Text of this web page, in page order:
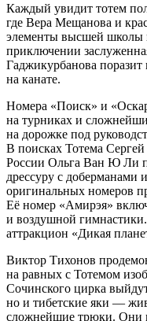
Каждый увидит тотем
где Вера Мещанова и
элементы высшей школы
приключении
Гаджикурбанова
на канате.
Номера «Поиск» и
на турниках и
на дорожке под
В поисках Тотема
России Ольга Ван Ю Ли
дрессуру с доберманами
оригинальных номеров
Её номер «Амирэя»
и воздушной
аттракцион «Дикая
Виктор Тихонов
на равных с Тотемом
Сочинского цирка
но и тибетские яки —
сложнейшие трюки. Они